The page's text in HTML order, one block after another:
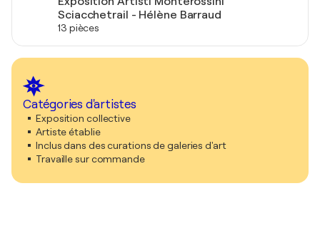
Sciacchetrail - Hélène Barraud
13 pièces
Catégories d'artistes
Exposition collective
Artiste établie
Inclus dans des curations de galeries d'art
Travaille sur commande